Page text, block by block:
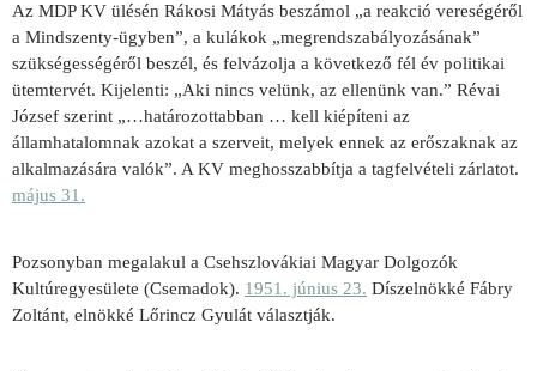
Az MDP KV ülésén Rákosi Mátyás beszámol „a reakció vereségéről
a Mindszenty-ügyben”, a kulákok „megrendszabályozásának”
szükségességéről beszél, és felvázolja a következő fél év politikai
ütemtervét. Kijelenti: „Aki nincs velünk, az ellenünk van.” Révai
József szerint „…határozottabban … kell kiépíteni az
államhatalomnak azokat a szerveit, melyek ennek az erőszaknak az
alkalmazására valók”. A KV meghosszabbítja a tagfelvételi zárlatot.
május 31.
Pozsonyban megalakul a Csehszlovákiai Magyar Dolgozók
Kultúregyesülete (Csemadok). 1951. június 23. Díszelnökké Fábry
Zoltánt, elnökké Lőrincz Gyulát választják.